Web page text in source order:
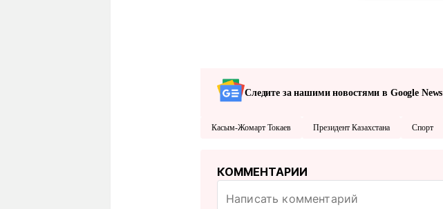
Следите за нашими новостями в Google News
Касым-Жомарт Токаев Президент Казахстана Спорт
КОММЕНТАРИИ